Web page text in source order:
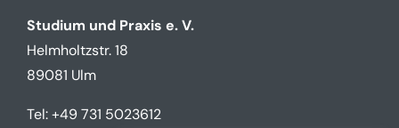
Studium und Praxis e. V.
Helmholtzstr. 18
89081 Ulm
Tel: +49 731 5023612